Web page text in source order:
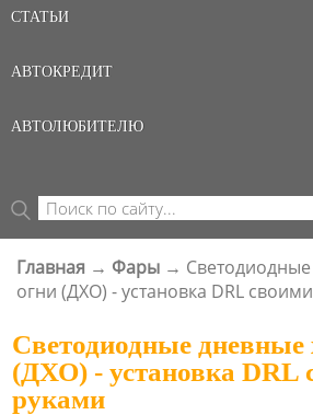
СТАТЬИ
АВТОКРЕДИТ
АВТОЛЮБИТЕЛЮ
ФОРМА ПОИСКА
Поиск
ВЫ ЗДЕСЬ
Главная → Фары →
огни (ДХО) - установка DRL
Светодиодные дневные
(ДХО) - установка DRL
руками